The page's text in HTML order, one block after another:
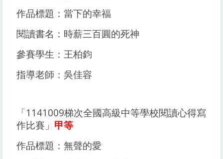
作品標題：當下的幸福
閱讀書名：時薪三百圓的死神
參賽學生：王柏鈞
指導老師：吳佳容
「1141009梯次全國高級中等學校閱讀心得寫
作比賽」 甲等
作品標題：無聲的愛